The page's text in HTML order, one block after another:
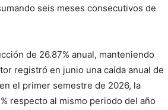
seis meses consecutivos de
de 26.87% anual, manteniendo
registró en junio una caída anual de
el primer semestre de 2026, la
respecto al mismo periodo del año